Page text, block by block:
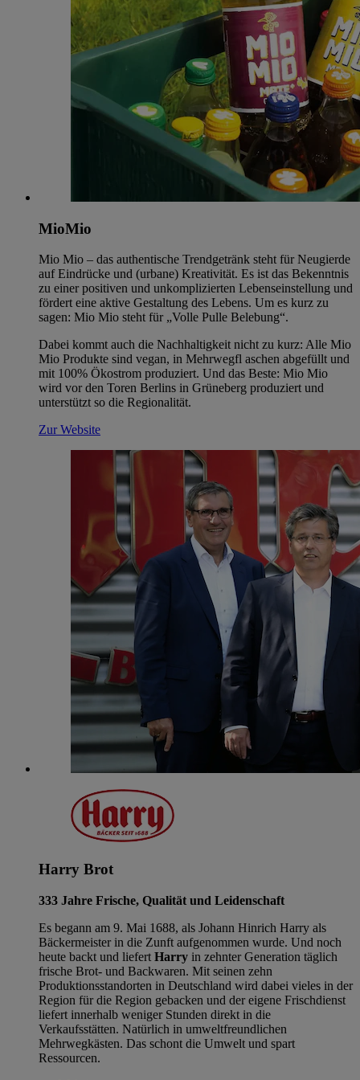
MioMio
Mio Mio – das authentische Trendgetränk steht für Neugierde
auf Eindrücke und (urbane) Kreativität. Es ist das Bekenntnis
zu einer positiven und unkomplizierten Lebenseinstellung und
fördert eine aktive Gestaltung des Lebens. Um es kurz zu
sagen: Mio Mio steht für „Volle Pulle Belebung“.
Dabei kommt auch die Nachhaltigkeit nicht zu kurz: Alle Mio
Mio Produkte sind vegan, in Mehrwegfl aschen abgefüllt und
mit 100% Ökostrom produziert. Und das Beste: Mio Mio
wird vor den Toren Berlins in Grüneberg produziert und
unterstützt so die Regionalität.
Zur Website
Harry Brot
333 Jahre Frische, Qualität und Leidenschaft
Es begann am 9. Mai 1688, als Johann Hinrich Harry als
Bäckermeister in die Zunft aufgenommen wurde. Und noch
heute backt und liefert Harry in zehnter Generation täglich
frische Brot- und Backwaren. Mit seinen zehn
Produktionsstandorten in Deutschland wird dabei vieles in der
Region für die Region gebacken und der eigene Frischdienst
liefert innerhalb weniger Stunden direkt in die
Verkaufsstätten. Natürlich in umweltfreundlichen
Mehrwegkästen. Das schont die Umwelt und spart
Ressourcen.